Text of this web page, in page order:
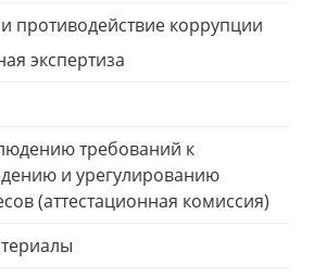
противодействие коррупции
экспертиза
требований к
и урегулированию
(аттестационная комиссия)